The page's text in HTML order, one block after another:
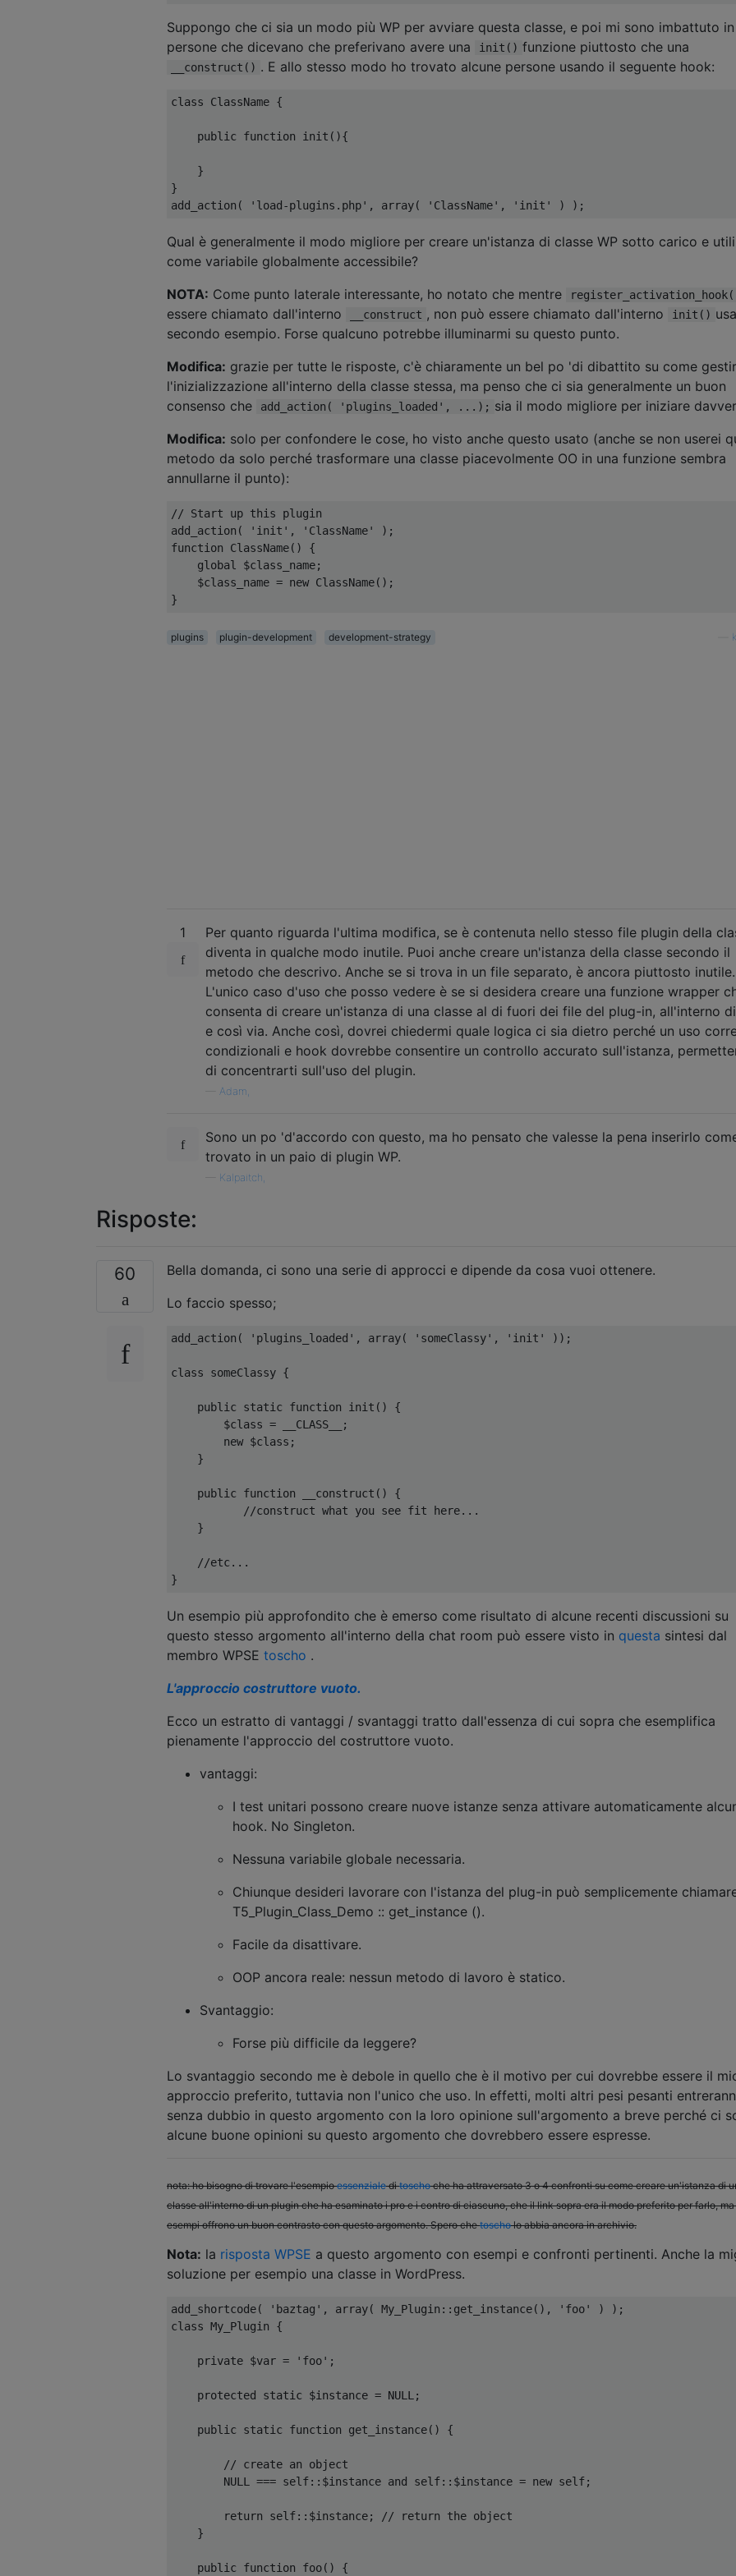
Suppongo che ci sia un modo più WP per avviare questa classe, e poi mi sono imbattuto in
persone che dicevano che preferivano avere una
init() funzione piuttosto che una
__construct() . E allo stesso modo ho trovato alcune persone usando il seguente hook:
class ClassName {
public function init (){
}
}
add_action ( 'load-plugins.php' , array( 'ClassName' , 'init' ) );
Qual è generalmente il modo migliore per creare un'istanza di classe WP sotto carico e
come variabile globalmente accessibile?
NOTA: Come punto laterale interessante, ho notato che mentre
essere chiamato dall'interno __construct , non può essere chiamato dall'interno init()
secondo esempio. Forse qualcuno potrebbe illuminarmi su questo punto.
Modifica: grazie per tutte le risposte, c'è chiaramente un bel po 'di dibattito su come
l'inizializzazione all'interno della classe stessa, ma penso che ci sia generalmente un buon
consenso che
add_action( 'plugins_loaded', ...); sia il modo migliore per iniziare
Modifica: solo per confondere le cose, ho visto anche questo usato (anche se non userei
metodo da solo perché trasformare una classe piacevolmente OO in una funzione sembra
annullarne il punto):
// Start up this plugin
add_action ( 'init' , 'ClassName'
);
function
ClassName()
{
global
$class_name;
    $class_name
= new ClassName();
}
plugins plugin-development development-strategy
1
Per quanto riguarda l'ultima modifica, se è contenuta nello stesso file plugin della
diventa in qualche modo inutile. Puoi anche creare un'istanza della classe secondo il
metodo che descrivo. Anche se si trova in un file separato, è ancora piuttosto inutile.
L'unico caso d'uso che posso vedere è se si desidera creare una funzione wrapper
consenta di creare un'istanza di una classe al di fuori dei file del plug-in, all'interno
e così via. Anche così, dovrei chiedermi quale logica ci sia dietro perché un uso
condizionali e hook dovrebbe consentire un controllo accurato sull'istanza,
di concentrarti sull'uso del plugin.
Adam,
Sono un po 'd'accordo con questo, ma ho pensato che valesse la pena inserirlo
trovato in un paio di plugin WP.
Kalpaitch,
Risposte:
60
Bella domanda, ci sono una serie di approcci e dipende da cosa vuoi ottenere.
Lo faccio spesso;
add_action ( 'plugins_loaded' , array( 'someClassy' , 'init' ));
class someClassy {
public static function init ()
{
        $class
= __CLASS__
;
new $class ;
}
public function __construct ()
{
//construct what you see fit here...
}
//etc...
}
Un esempio più approfondito che è emerso come risultato di alcune recenti discussioni su
questo stesso argomento all'interno della chat room può essere visto in questa sintesi dal
membro WPSE toscho .
L'approccio costruttore vuoto.
Ecco un estratto di vantaggi / svantaggi tratto dall'essenza di cui sopra che esemplifica
pienamente l'approccio del costruttore vuoto.
vantaggi:
I test unitari possono creare nuove istanze senza attivare automaticamente
hook. No Singleton.
Nessuna variabile globale necessaria.
Chiunque desideri lavorare con l'istanza del plug-in può semplicemente
T5_Plugin_Class_Demo :: get_instance ().
Facile da disattivare.
OOP ancora reale: nessun metodo di lavoro è statico.
Svantaggio:
Forse più difficile da leggere?
Lo svantaggio secondo me è debole in quello che è il motivo per cui dovrebbe essere il
approccio preferito, tuttavia non l'unico che uso. In effetti, molti altri pesi pesanti
senza dubbio in questo argomento con la loro opinione sull'argomento a breve perché ci
alcune buone opinioni su questo argomento che dovrebbero essere espresse.
nota: ho bisogno di trovare l'esempioessenzialeditoschoche ha attraversato 3 o 4 confronti su come creare un'istanza di
classe all'interno di un plugin che ha esaminato i pro e i contro di ciascuno, che il link sopra era il modo preferito per farlo,
esempi offrono un buon contrasto con questo argomento. Spero chetoscholo abbia ancora in archivio.
Nota: la risposta WPSE a questo argomento con esempi e confronti pertinenti. Anche la
soluzione per esempio una classe in WordPress.
add_shortcode( 'baztag' , array( My_Plugin :: get_instance(), 'foo' )
);
class My_Plugin {
private $var = 'foo' ;
protected static $instance = NULL ;
public static function get_instance() {
// create an object
        NULL
=== self:: $instance and self:: $instance = new self;
return self:: $instance;
// return the object
}
public function foo() {